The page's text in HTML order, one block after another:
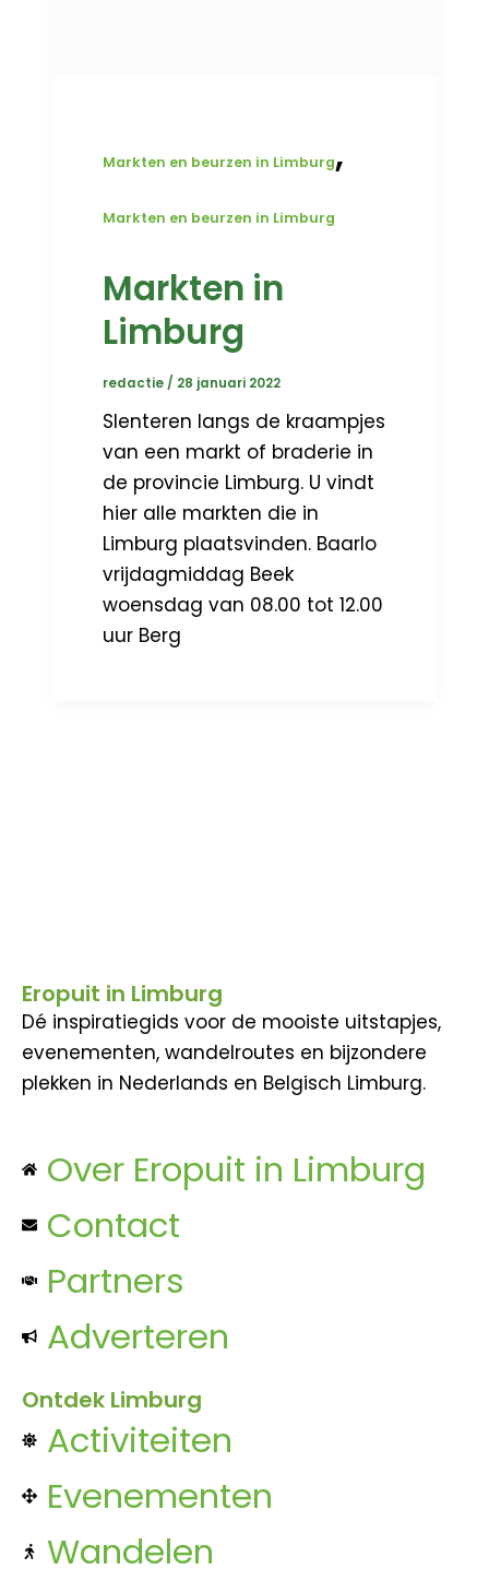
Markten en beurzen in Limburg,
Markten en beurzen in Limburg
Markten in
Limburg
redactie / 28 januari 2022
Slenteren langs de kraampjes
van een markt of braderie in
de provincie Limburg. U vindt
hier alle markten die in
Limburg plaatsvinden. Baarlo
vrijdagmiddag Beek
woensdag van 08.00 tot 12.00
uur Berg
Eropuit in Limburg
Dé inspiratiegids voor de mooiste uitstapjes,
evenementen, wandelroutes en bijzondere
plekken in Nederlands en Belgisch Limburg.
Over Eropuit in Limburg
Contact
Partners
Adverteren
Ontdek Limburg
Activiteiten
Evenementen
Wandelen